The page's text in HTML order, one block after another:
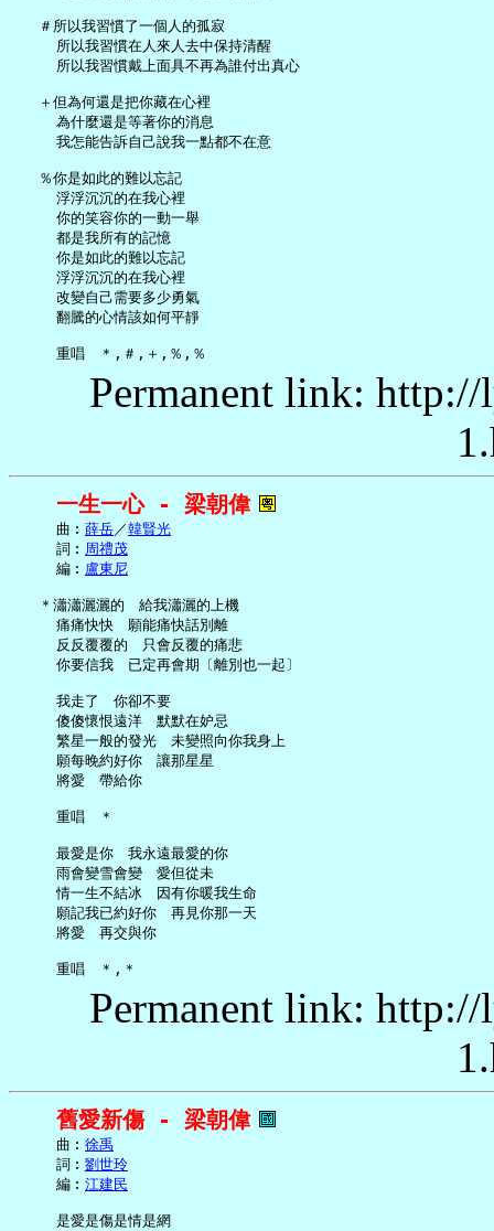
   ＃所以我習慣了一個人的孤寂
     所以我習慣在人來人去中保持清醒
     所以我習慣戴上面具不再為誰付出真心
   ＋但為何還是把你藏在心裡
     為什麼還是等著你的消息
     我怎能告訴自己說我一點都不在意
   ％你是如此的難以忘記
     浮浮沉沉的在我心裡
     你的笑容你的一動一舉
     都是我所有的記憶
     你是如此的難以忘記
     浮浮沉沉的在我心裡
     改變自己需要多少勇氣
     翻騰的心情該如何平靜
Permanent link:
一生一心 - 梁朝偉
     曲︰
薛岳／韓賢光
     詞︰
周禮茂
     編︰
盧東尼
   ＊瀟瀟灑灑的　給我瀟灑的上機
     痛痛快快　願能痛快話別離
     反反覆覆的　只會反覆的痛悲
     你要信我　已定再會期〔離別也一起〕
     我走了　你卻不要
     傻傻懷恨遠洋　默默在妒忌
     繁星一般的發光　未變照向你我身上
     願每晚約好你　讓那星星
     將愛　帶給你
     重唱　＊
     最愛是你　我永遠最愛的你
     雨會變雪會變　愛但從未
     情一生不結冰　因有你暖我生命
     願記我已約好你　再見你那一天
     將愛　再交與你
Permanent link:
舊愛新傷 - 梁朝偉
     曲︰
徐禹
     詞︰
劉世玲
     編︰
江建民
     是愛是傷是情是網